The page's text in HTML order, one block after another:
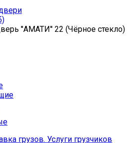
''АМАТИ'' 22 (Чёрное стекло)
грузов. Услуги грузчиков